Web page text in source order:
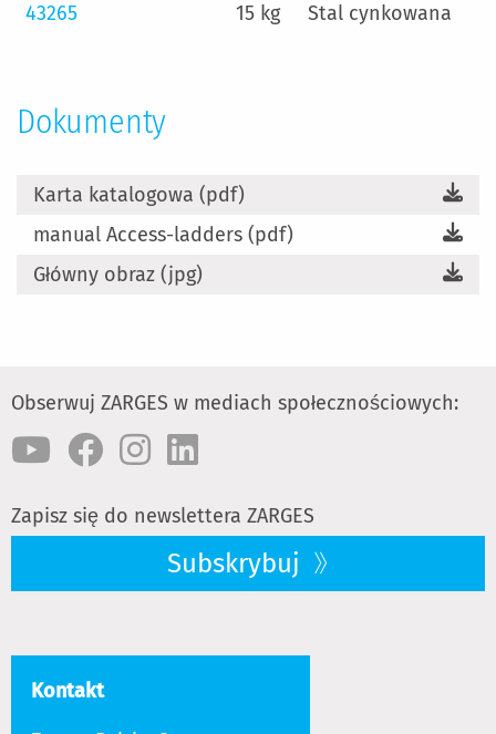
43265
15 kg Stal cynkowana
Dokumenty
Karta katalogowa (pdf)
manual Access-ladders (pdf)
Główny obraz (jpg)
Obserwuj ZARGES w mediach społecznościowych:
Zapisz się do newslettera ZARGES
Subskrybuj
Kontakt